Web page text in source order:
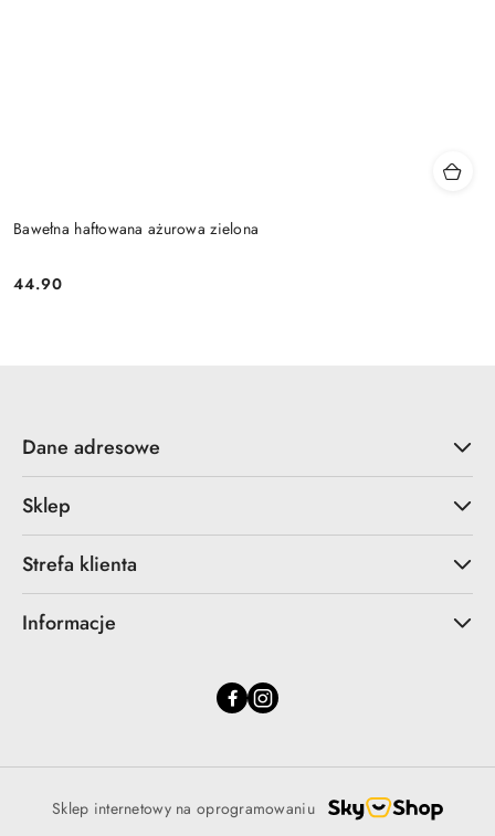
Bawełna haftowana ażurowa zielona
Cena:
44.90
Dane adresowe
Sklep
Strefa klienta
Informacje
Sklep internetowy na oprogramowaniu